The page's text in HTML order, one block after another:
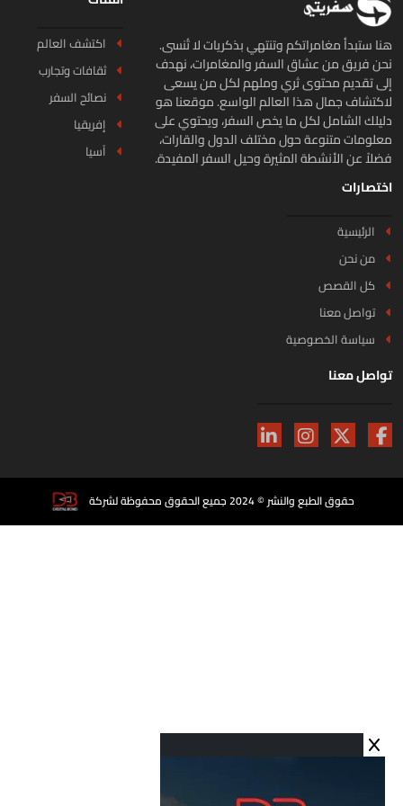
ستبدأ مغامراتكم وتنتهي بذكريات لا تُنسى.
فريق من عشاق السفر والمغامرات، نهدف
تقديم محتوى ثري وملهم لكل من يسعى
جمال هذا العالم الواسع. موقعنا هو
الشامل لكل ما يخص السفر، ويحتوي على
متنوعة حول مختلف الدول والقارات،
عن الأنشطة المثيرة وحيل السفر المفيدة.
اكتشف العالم
ثقافات وتجارب
نصائح السفر
إفريقيا
آسيا
الرئيسية
من نحن
كل القصص
تواصل معنا
سياسة الخصوصية
معنا
حقوق الطبع والنشر © 2024 جميع الحقوق محفوظة لشركة